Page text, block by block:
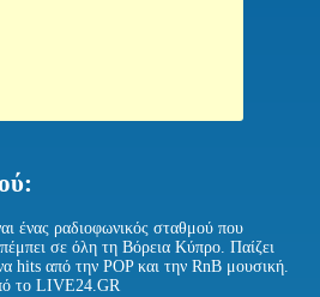
ένας ραδιοφωνικός σταθμού που
σε όλη τη Βόρεια Κύπρο. Παίζει
hits από την POP και την RnB μουσική.
το LIVE24.GR